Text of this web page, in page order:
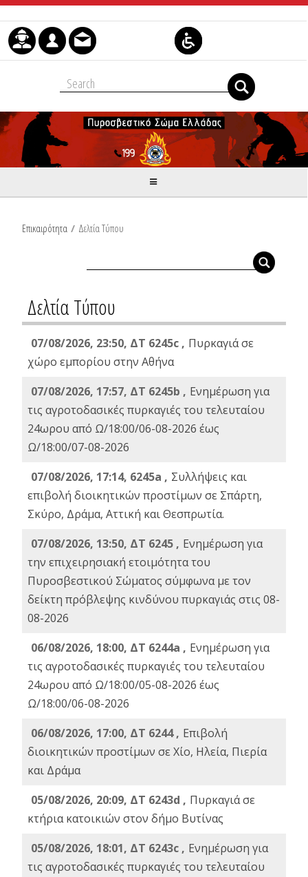
Skip to Content
Επικαιρότητα / Δελτία Τύπου
Δελτία Τύπου
07/08/2026, 23:50, ΔΤ 6245c , Πυρκαγιά σε
χώρο εμπορίου στην Αθήνα
07/08/2026, 17:57, ΔΤ 6245b , Ενημέρωση για
τις αγροτοδασικές πυρκαγιές του τελευταίου
24ωρου από Ω/18:00/06-08-2026 έως
Ω/18:00/07-08-2026
07/08/2026, 17:14, 6245a , Συλλήψεις και
επιβολή διοικητικών προστίμων σε Σπάρτη,
Σκύρο, Δράμα, Αττική και Θεσπρωτία.
07/08/2026, 13:50, ΔΤ 6245 , Ενημέρωση για
την επιχειρησιακή ετοιμότητα του
Πυροσβεστικού Σώματος σύμφωνα με τον
δείκτη πρόβλεψης κινδύνου πυρκαγιάς στις 08-
08-2026
06/08/2026, 18:00, ΔΤ 6244a , Ενημέρωση για
τις αγροτοδασικές πυρκαγιές του τελευταίου
24ωρου από Ω/18:00/05-08-2026 έως
Ω/18:00/06-08-2026
06/08/2026, 17:00, ΔΤ 6244 , Επιβολή
διοικητικών προστίμων σε Χίο, Ηλεία, Πιερία
και Δράμα
05/08/2026, 20:09, ΔΤ 6243d , Πυρκαγιά σε
κτήρια κατοικιών στον δήμο Βυτίνας
05/08/2026, 18:01, ΔΤ 6243c , Ενημέρωση για
τις αγροτοδασικές πυρκαγιές του τελευταίου